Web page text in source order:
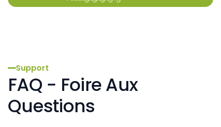
Support
FAQ - Foire Aux
Questions